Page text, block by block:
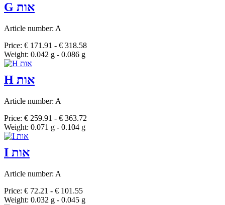
G אות
Article number: A
Price: € 171.91 - € 318.58
Weight: 0.042 g - 0.086 g
H אות
Article number: A
Price: € 259.91 - € 363.72
Weight: 0.071 g - 0.104 g
I אות
Article number: A
Price: € 72.21 - € 101.55
Weight: 0.032 g - 0.045 g